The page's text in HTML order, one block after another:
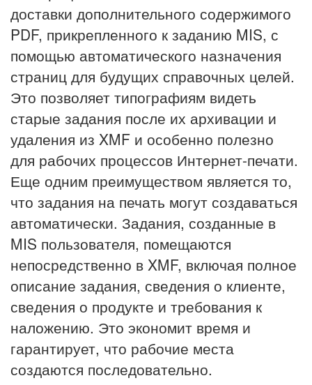
доставки дополнительного содержимого
PDF, прикрепленного к заданию MIS, с
помощью автоматического назначения
страниц для будущих справочных целей.
Это позволяет типографиям видеть
старые задания после их архивации и
удаления из XMF и особенно полезно
для рабочих процессов Интернет-печати.
Еще одним преимуществом является то,
что задания на печать могут создаваться
автоматически. Задания, созданные в
MIS пользователя, помещаются
непосредственно в XMF, включая полное
описание задания, сведения о клиенте,
сведения о продукте и требования к
наложению. Это экономит время и
гарантирует, что рабочие места
создаются последовательно.